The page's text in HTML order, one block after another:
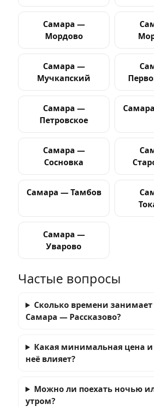
Самара —
Мордовo
Самара —
Мучкапский
Самара —
Петровское
Самара —
Сосновка
Самара — Тамбов
Самара —
Уварово
Частые вопросы
Сколько времени занимает
Самара — Рассказово?
Какая минимальная цена и
неё влияет?
Можно ли поехать ночью
утром?